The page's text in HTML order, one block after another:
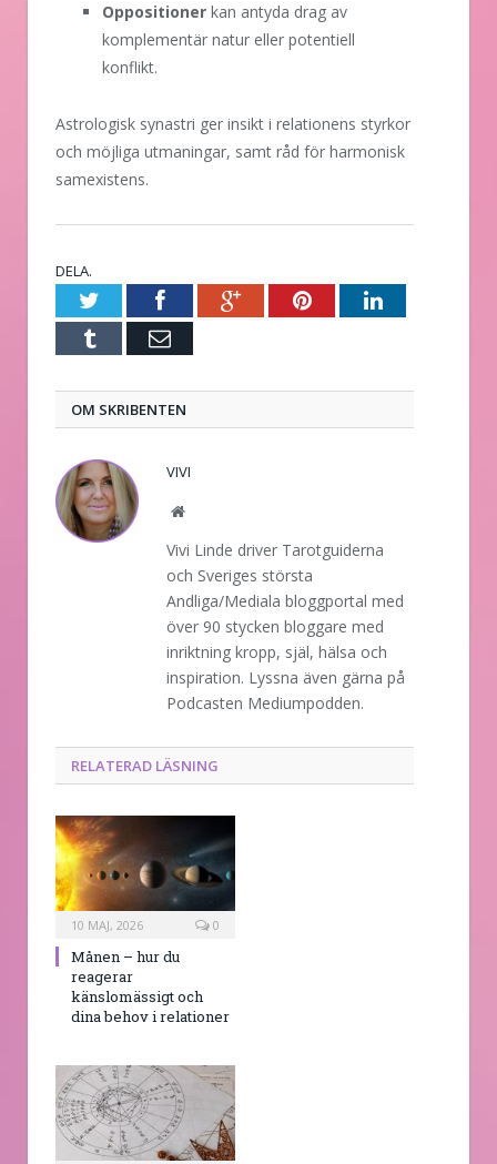
Oppositioner kan antyda drag av
komplementär natur eller potentiell
konflikt.
Astrologisk synastri ger insikt i relationens styrkor
och möjliga utmaningar, samt råd för harmonisk
samexistens.
DELA.
TwitterFacebookGoogle+PinterestLinkedIn
Tumblr E-
OM SKRIBENTEN
VIVI
Website
Vivi Linde driver Tarotguiderna
och Sveriges största
Andliga/Mediala bloggportal med
över 90 stycken bloggare med
inriktning kropp, själ, hälsa och
inspiration. Lyssna även gärna på
Podcasten Mediumpodden.
RELATERAD LÄSNING
10 MAJ, 2026 0
Månen – hur du
reagerar
känslomässigt och
dina behov i relationer